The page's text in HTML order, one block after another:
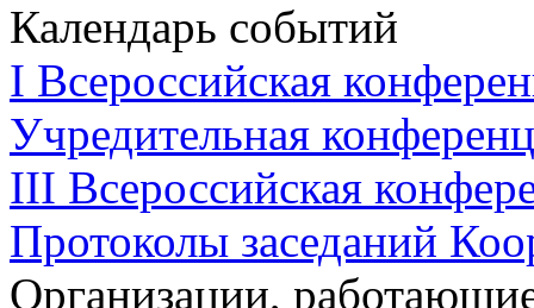
Календарь событий
I Всероссийская
Учредительная
III Всероссийская
Протоколы заседаний
Организации,